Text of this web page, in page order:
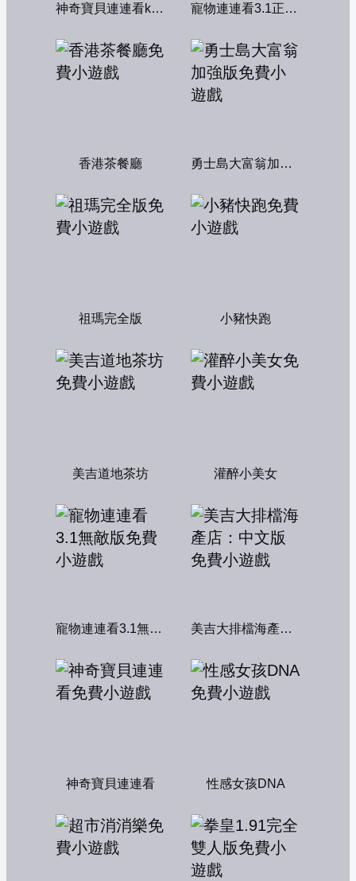
神奇寶貝連連看kawai版2004 寵物連連看3.1正式版
香港茶餐廳 勇士島大富翁加強版
祖瑪完全版 小豬快跑
美吉道地茶坊 灌醉小美女
寵物連連看3.1無敵版 美吉大排檔海產店：中文版
神奇寶貝連連看 性感女孩DNA